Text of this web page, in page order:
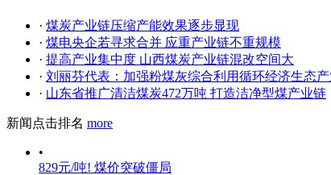
· 煤炭产业链压缩产能效果逐步显现
· 煤电央企若寻求合并 应重产业链不重规模
· 提高产业集中度 山西煤炭产业链混改空间大
· 刘丽芬代表：加强粉煤灰综合利用循环经济生态
· 山东省推广清洁煤炭472万吨 打造洁净型煤产业链
新闻点击排名 more
•
829元/吨! 煤价突破僵局